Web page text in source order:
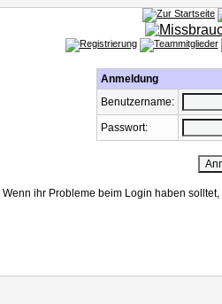
Anmeldung
Benutzername:
Passwort:
Wenn ihr Probleme beim Login haben